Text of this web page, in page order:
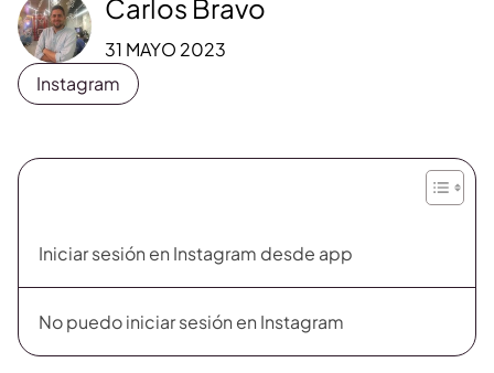
Carlos Bravo
31 MAYO 2023
Instagram
Iniciar sesión en Instagram desde app
No puedo iniciar sesión en Instagram